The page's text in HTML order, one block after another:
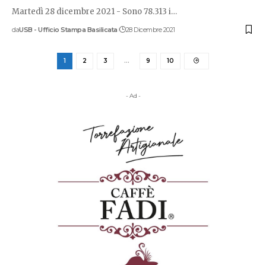
Martedì 28 dicembre 2021 - Sono 78.313 i…
daUSB - Ufficio Stampa Basilicata 28 Dicembre 2021
1 2 3 … 9 10
- Ad -